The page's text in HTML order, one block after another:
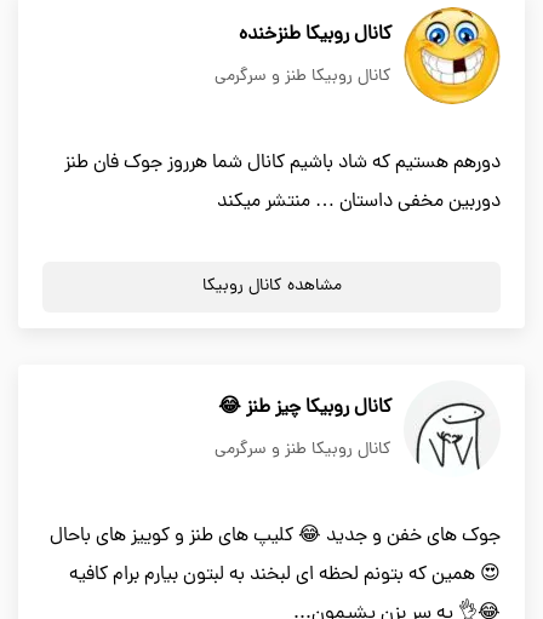
کانال روبیکا طنزخنده
کانال روبیکا طنز و سرگرمی
دورهم هستیم که شاد باشیم کانال شما هرروز جوک فان طنز
دوربین مخفی داستان … منتشر میکند
مشاهده کانال روبیکا
کانال روبیکا چیز طنز 😂
کانال روبیکا طنز و سرگرمی
جوک های خفن و جدید 😂 کلیپ های طنز و کوییز های باحال
😍 همین که بتونم لحظه ای لبخند به لبتون بیارم برام کافیه